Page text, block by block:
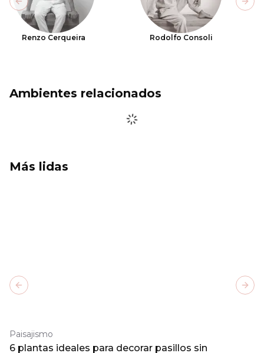
Renzo Cerqueira Rodolfo Consoli
Previous slide
Ambientes relacionados
Más lidas
Paisajismo
6 plantas ideales para decorar pasillos sin
Previous slide